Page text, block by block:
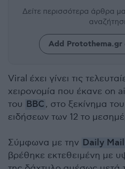
Δείτε περισσότερα άρθρα
Add Protothema.gr
Viral έχει γίνει τις
χειρονομία που έκανε on
του BBC, στο ξεκίνημα
ειδήσεων των 12 το
Σύμφωνα με την Daily Mail
βρέθηκε εκτεθειμένη με